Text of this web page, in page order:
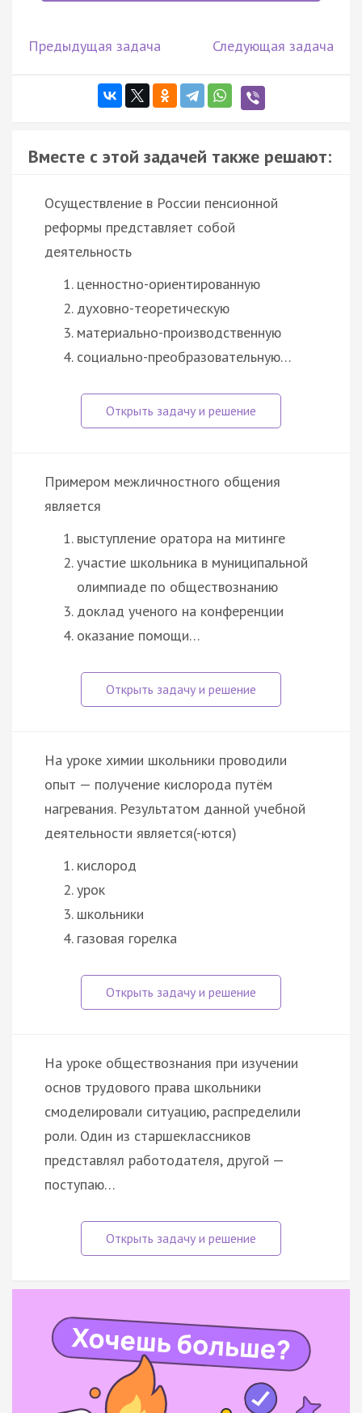
Предыдущая задача Следующая задача
Вместе с этой задачей также решают:
Осуществление в России пенсионной
реформы представляет собой
деятельность
ценностно-ориентированную
духовно-теоретическую
материально-производственную
социально-преобразовательную…
Примером межличностного общения
является
выступление оратора на митинге
участие школьника в муниципальной
олимпиаде по обществознанию
доклад ученого на конференции
оказание помощи…
На уроке химии школьники проводили
опыт — получение кислорода путём
нагревания. Результатом данной учебной
деятельности является(-ются)
кислород
урок
школьники
газовая горелка
На уроке обществознания при изучении
основ трудового права школьники
смоделировали ситуацию, распределили
роли. Один из старшеклассников
представлял работодателя, другой —
поступаю…